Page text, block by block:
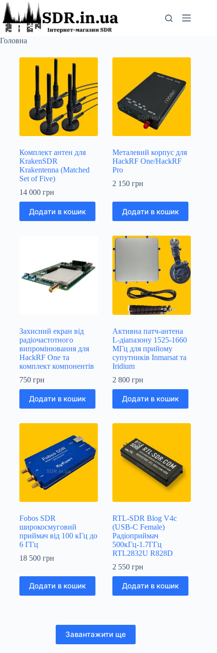
Перейти
до
вмісту
Головна
Комплект антен для
KrakenSDR
Krakentenna (Matched
Set of Five)
14 000 грн
Додати в кошик
Металевий корпус для
HackRF One/HackRF
Pro
2 150грн
Додати в кошик
Захисний екран від
радіочастотного
випромінювання для
HackRF One та
комплект компонентів
750 грн
Додати в кошик
Активна патч-антена
L-діапазону 1525-1660
МГц для прийому
супутників Inmarsat та
Iridium
2 800грн
Додати в кошик
Fobos SDR
широкосмуговий
приймач від 100 кГц до
6 ГГц
18 500 грн
Додати в кошик
RTL-SDR Blog V4c
(USB-C Female)
Радіоприймач
500кГц-1.7ГГц
RTL2832U R828D
2 550грн
Додати в кошик
Завантажити ще